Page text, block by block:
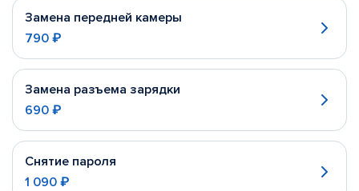
Замена передней камеры
790 ₽
Замена разъема зарядки
690 ₽
Снятие пароля
1 090 ₽